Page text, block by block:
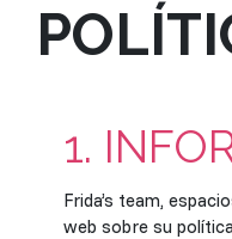
1.
Frida’s team,
web sobre su